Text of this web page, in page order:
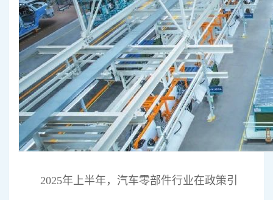
2025年上半年，汽车零部件行业在政策引